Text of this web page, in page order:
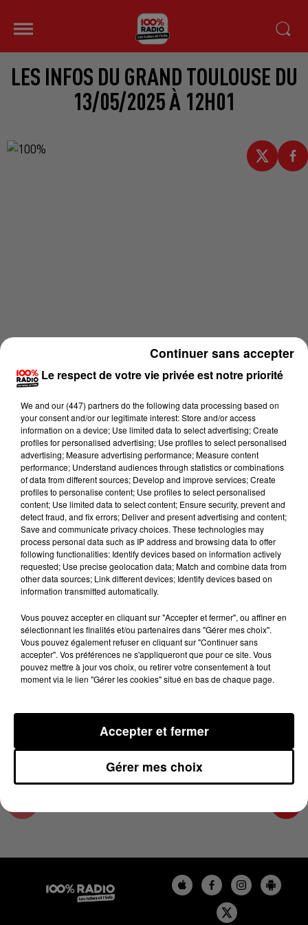
LES INFOS DU GRAND TOULOUSE DU
13/05/2025 À 12H01
Lecture (2 min 15 sec)
100%
100% Radio les infos du grand Toulouse
13 mai 2025 - 2 min 15 sec
LES INFOS DU GRAND TOULOUSE DU
13/05/2025 À 12H01
Podcasts infos du grand Toulouse
Le respect de votre vie privée est notre priorité
We and our (447) partnersdo the following data processing based on
your consent and/or our legitimate interest: Store and/or access
information on a device; Use limited data to select advertising; Create
profiles for personalised advertising; Use profiles to select personalised
advertising; Measure advertising performance; Measure content
performance; Understand audiences through statistics or combinations
of data from different sources; Develop and improve services; Create
profiles to personalise content; Use profiles to select personalised
content; Use limited data to select content; Ensure security, prevent and
detect fraud, and fix errors; Deliver and present advertising and content;
Save and communicate privacy choices. These technologies may
process personal data such as IP address and browsing data to offer
following functionalities: Identify devices based on information actively
requested; Use precise geolocation data; Match and combine data from
other data sources; Link different devices; Identify devices based on
information transmitted automatically.
Vous pouvez accepter en cliquant sur "Accepter et fermer", ou affiner en
sélectionnant les finalités et/ou partenaires dans "Gérer mes choix".
Vous pouvez également refuser en cliquant sur "Continuer sans
accepter". Vos préférences ne s'appliqueront que pour ce site. Vous
pouvez mettre à jour vos choix, ou retirer votre consentement à tout
moment via le lien "Gérer les cookies" situé en bas de chaque page.
Gérer mes choix
Accepter et fermer
Continuer sans accepter